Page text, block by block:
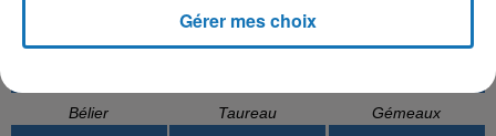
Bélier Taureau Gémeaux
Gérer mes choix